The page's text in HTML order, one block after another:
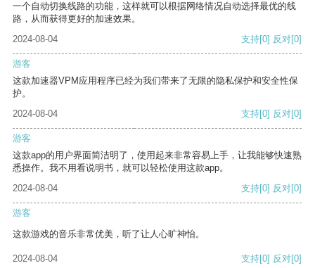
一个自动切换线路的功能，这样就可以根据网络情况自动选择最优的线
路，从而获得更好的加速效果。
2024-08-04
支持[0] 反对[0]
游客
这款加速器VPM应用程序已经为我们带来了无限的隐私保护和安全性保
护。
2024-08-04
支持[0] 反对[0]
游客
这款app的用户界面简洁明了，使用起来非常容易上手，让我能够快速熟
悉操作。我不用看说明书，就可以轻松使用这款app。
2024-08-04
支持[0] 反对[0]
游客
这款游戏的音乐非常优美，听了让人心旷神怡。
2024-08-04 支持[0] 反对[0]